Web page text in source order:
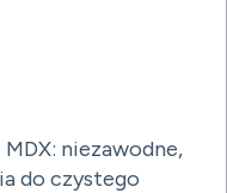
niezawodne,
do czystego